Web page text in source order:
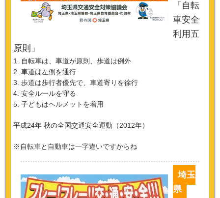
「自転
車安全
利用五
原則」
1. 自転車は、車道が原則、歩道は例外
2. 車道は左側を通行
3. 歩道は歩行者優先で、車道寄りを徐行
4. 安全ルールを守る
5. 子どもはヘルメットを着用
平成24年 秋の全国交通安全運動（2012年）
※自転車と自動車は一字違いですからね
埼玉
県